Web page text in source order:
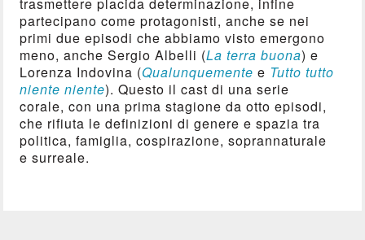
partecipano come protagonisti, anche se nei
primi due episodi che abbiamo visto emergono
meno, anche Sergio Albelli (La terra buona) e
Lorenza Indovina (Qualunquemente e Tutto tutto
niente niente). Questo il cast di una serie
corale, con una prima stagione da otto episodi,
che rifiuta le definizioni di genere e spazia tra
politica, famiglia, cospirazione, soprannaturale
e surreale.